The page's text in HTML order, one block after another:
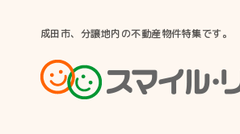
成田市、分譲地内の不動産物件特集です。